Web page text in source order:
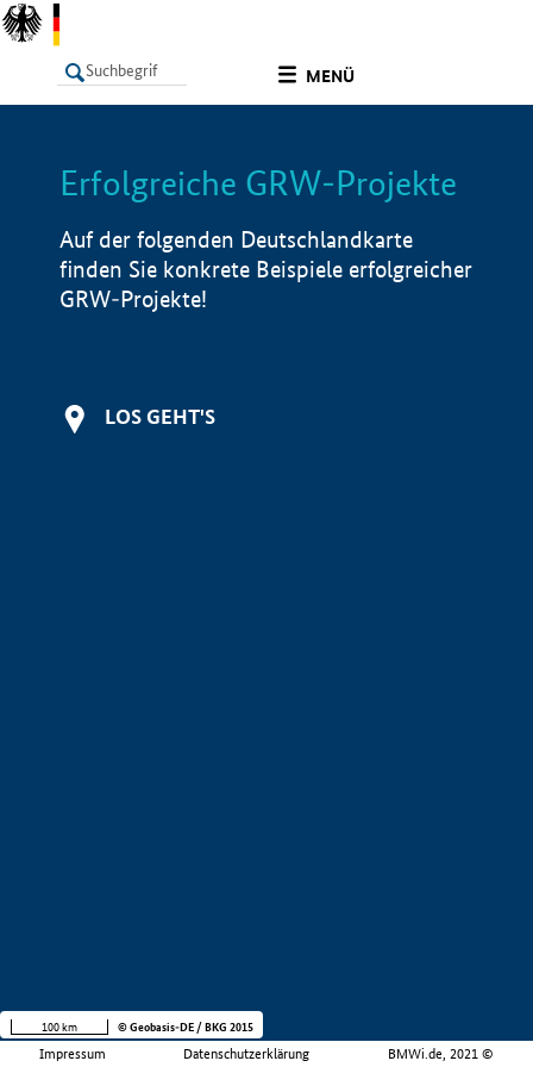
MENÜ
LISTE Info
Erfolgreiche GRW-Projekte
Auf der folgenden Deutschlandkarte
finden Sie konkrete Beispiele erfolgreicher
GRW-Projekte!
LOS GEHT'S
Impressum Datenschutzerklärung BMWi.de, 2021 ©
100 km © Geobasis-DE / BKG 2015